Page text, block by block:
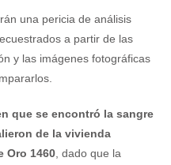
una pericia de análisis
a partir de las
y las imágenes fotográficas
que se encontró la sangre
de la vivienda
Oro 1460 , dado que la